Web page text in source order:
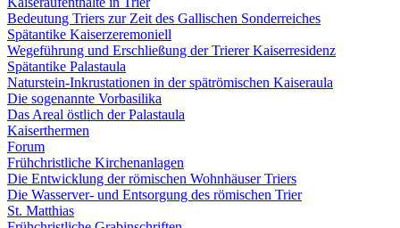
Bedeutung Triers zur Zeit des Gallischen Sonderreiches
Spätantike Kaiserzeremoniell
Wegeführung und Erschließung der Trierer Kaiserresidenz
Spätantike Palastaula
Naturstein-Inkrustationen in der spätrömischen Kaiseraula
Die sogenannte Vorbasilika
Das Areal östlich der Palastaula
Kaiserthermen
Forum
Frühchristliche Kirchenanlagen
Die Entwicklung der römischen Wohnhäuser Triers
Die Wasserver- und Entsorgung des römischen Trier
St. Matthias